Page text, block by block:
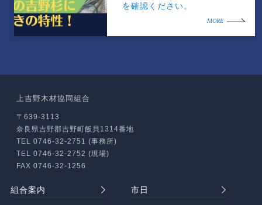
を確認ください。
MORE
上吉野木材協同組合
〒639-3113
奈良県吉野郡吉野町飯貝1314番地
TEL 0746-32-2751 (事務所)
TEL 0746-32-2752 (現場)
FAX 0746-32-1256
組合案内 市日